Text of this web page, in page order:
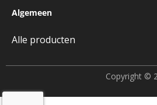
Algemeen
Alle producten
Copyright ©